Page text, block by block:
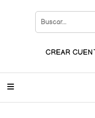
CREAR